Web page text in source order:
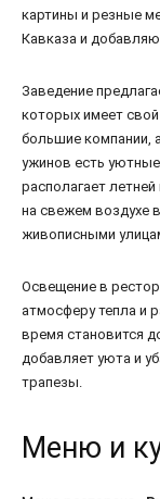
картины и резные
Кавказа и
Заведение
которых имеет
большие компании,
ужинов есть
располагает
на свежем воздухе
живописными
Освещение в
атмосферу тепла и
время становится
добавляет уюта и
трапезы.
Меню и